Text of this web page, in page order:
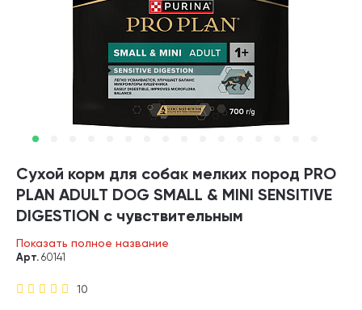
Сухой корм для собак мелких пород PRO
PLAN ADULT DOG SMALL & MINI SENSITIVE
DIGESTION с чувствительным
пищеварением ягненок, рис (0,7 кг)
Показать полное название
10
Арт. 60141